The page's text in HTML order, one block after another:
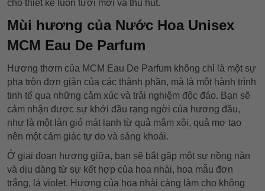
cho thiết kế luôn tươi mới và thu hút.
Mùi hương của Nước Hoa Unisex
MCM Eau De Parfum
Hương thơm của MCM Eau De Parfum không chỉ là một sự
pha trộn đơn giản của các thành phần, mà là một hành trình
tinh tế qua những cảm xúc và trải nghiệm độc đáo. Bạn sẽ
cảm nhận được sự khởi đầu rạng ngời của hương đầu,
như là một làn gió mát lạnh từ quả mâm xôi, quả mơ tạo
nên một cảm giác tự do và sảng khoái.
Ở giai đoạn hương giữa, bạn sẽ bắt gặp một sự nồng nàn
và dịu dàng từ sự kết hợp của hoa nhài, hoa mẫu đơn
trắng, lá violet. Hương của hoa nhài càng làm cho không